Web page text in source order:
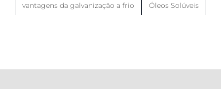
vantagens da galvanização a frio Óleos Solúveis